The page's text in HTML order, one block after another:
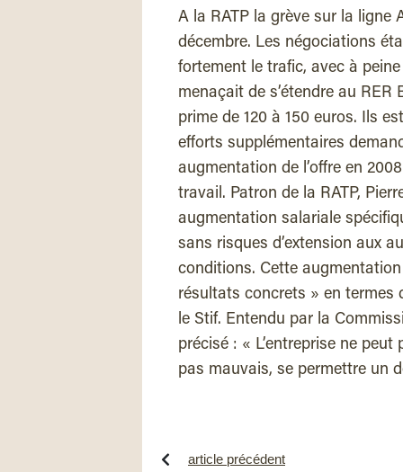
A la RATP la grève sur la ligne
décembre. Les négociations
fortement le trafic, avec à
menaçait de s’étendre au
prime de 120 à 150 euros. Ils
efforts supplémentaires
augmentation de l’offre en
travail. Patron de la RATP,
augmentation salariale
sans risques d’extension aux
conditions. Cette
résultats concrets » en termes
le Stif. Entendu par la
précisé : « L’entreprise ne
pas mauvais, se permettre un
article précédent